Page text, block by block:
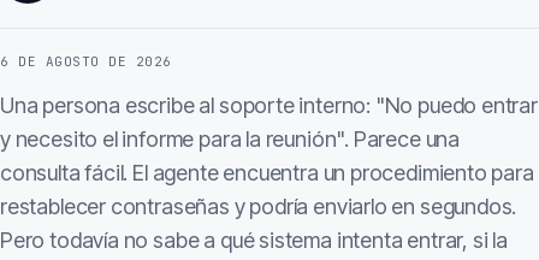
6 DE AGOSTO DE 2026
Una persona escribe al soporte interno: "No puedo entrar
y necesito el informe para la reunión". Parece una
consulta fácil. El agente encuentra un procedimiento para
restablecer contraseñas y podría enviarlo en segundos.
Pero todavía no sabe a qué sistema intenta entrar, si la